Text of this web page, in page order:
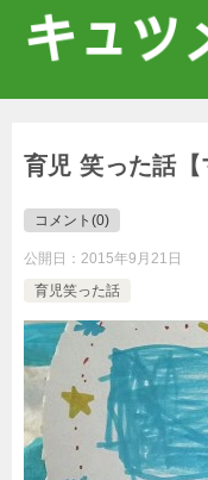
育児 笑った話【
コメント(0)
公開日： 2015年9月21日
育児笑った話